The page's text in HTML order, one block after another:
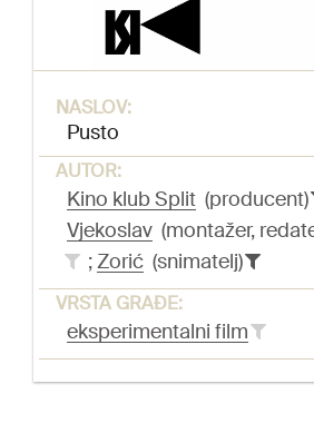
NASLOV:
Pusto
AUTOR:
Kino klub Split (producent)
Vjekoslav (montažer,
;Zorić (snimatelj)
VRSTA GRAĐE:
eksperimentalni film